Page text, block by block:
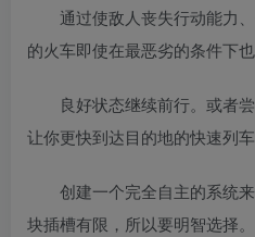
通过使敌人丧失行动能力
的火车即使在最恶劣的条件下
良好状态继续前行。或者
让你更快到达目的地的快速列
创建一个完全自主的系统
块插槽有限，所以要明智选择。